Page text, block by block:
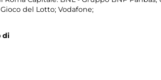
del Lotto; Vodafone;
di